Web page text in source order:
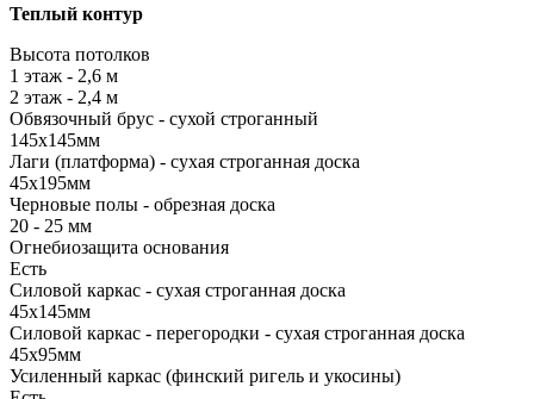
Теплый контур
Высота потолков
1 этаж - 2,6 м
2 этаж - 2,4 м
Обвязочный брус - сухой строганный
145х145мм
Лаги (платформа) - сухая строганная доска
45х195мм
Черновые полы - обрезная доска
20 - 25 мм
Огнебиозащита основания
Есть
Силовой каркас - сухая строганная доска
45х145мм
Силовой каркас - перегородки - сухая строганная доска
45х95мм
Усиленный каркас (финский ригель и укосины)